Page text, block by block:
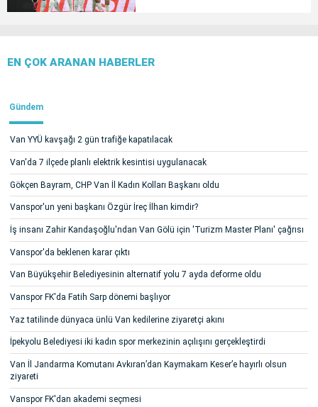
EN ÇOK ARANAN HABERLER
Gündem
Van YYÜ kavşağı 2 gün trafiğe kapatılacak
Van'da 7 ilçede planlı elektrik kesintisi uygulanacak
Gökçen Bayram, CHP Van İl Kadın Kolları Başkanı oldu
Vanspor'un yeni başkanı Özgür İreç İlhan kimdir?
İş insanı Zahir Kandaşoğlu'ndan Van Gölü için 'Turizm Master Planı' çağrısı
Vanspor'da beklenen karar çıktı
Van Büyükşehir Belediyesinin alternatif yolu 7 ayda deforme oldu
Vanspor FK'da Fatih Sarp dönemi başlıyor
Yaz tatilinde dünyaca ünlü Van kedilerine ziyaretçi akını
İpekyolu Belediyesi iki kadın spor merkezinin açılışını gerçekleştirdi
Van İl Jandarma Komutanı Avkıran’dan Kaymakam Keser’e hayırlı olsun
ziyareti
Vanspor FK'dan akademi seçmesi